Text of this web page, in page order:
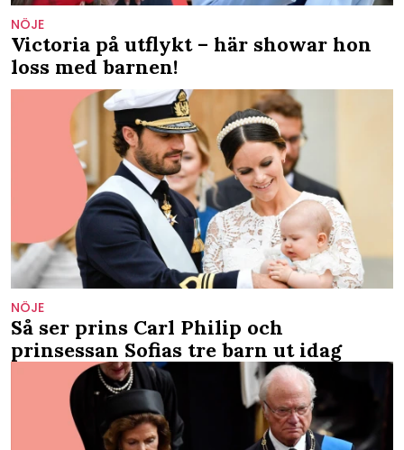
NÖJE
Victoria på utflykt – här showar hon
loss med barnen!
NÖJE
Så ser prins Carl Philip och
prinsessan Sofias tre barn ut idag